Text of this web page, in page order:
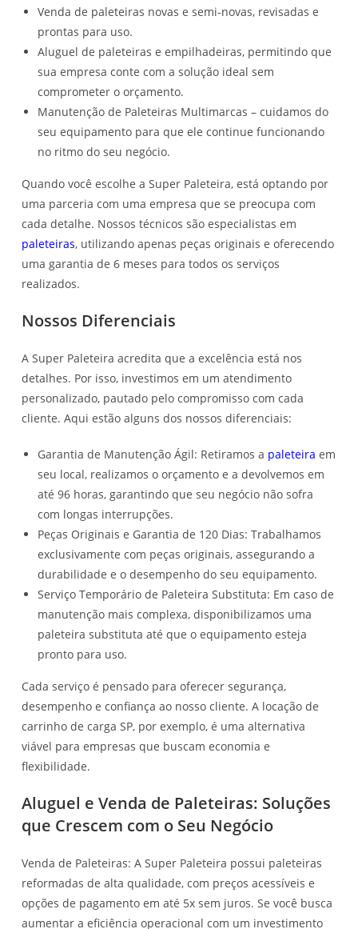
Venda de paleteiras novas e semi-novas, revisadas e
prontas para uso.
Aluguel de paleteiras e empilhadeiras, permitindo que
sua empresa conte com a solução ideal sem
comprometer o orçamento.
Manutenção de Paleteiras Multimarcas – cuidamos do
seu equipamento para que ele continue funcionando
no ritmo do seu negócio.
Quando você escolhe a Super Paleteira, está optando por
uma parceria com uma empresa que se preocupa com
cada detalhe. Nossos técnicos são especialistas em
paleteiras, utilizando apenas peças originais e oferecendo
uma garantia de 6 meses para todos os serviços
realizados.
Nossos Diferenciais
A Super Paleteira acredita que a excelência está nos
detalhes. Por isso, investimos em um atendimento
personalizado, pautado pelo compromisso com cada
cliente. Aqui estão alguns dos nossos diferenciais:
Garantia de Manutenção Ágil: Retiramos a paleteira em
seu local, realizamos o orçamento e a devolvemos em
até 96 horas, garantindo que seu negócio não sofra
com longas interrupções.
Peças Originais e Garantia de 120 Dias: Trabalhamos
exclusivamente com peças originais, assegurando a
durabilidade e o desempenho do seu equipamento.
Serviço Temporário de Paleteira Substituta: Em caso de
manutenção mais complexa, disponibilizamos uma
paleteira substituta até que o equipamento esteja
pronto para uso.
Cada serviço é pensado para oferecer segurança,
desempenho e confiança ao nosso cliente. A locação de
carrinho de carga SP, por exemplo, é uma alternativa
viável para empresas que buscam economia e
flexibilidade.
Aluguel e Venda de Paleteiras: Soluções
que Crescem com o Seu Negócio
Venda de Paleteiras: A Super Paleteira possui paleteiras
reformadas de alta qualidade, com preços acessíveis e
opções de pagamento em até 5x sem juros. Se você busca
aumentar a eficiência operacional com um investimento